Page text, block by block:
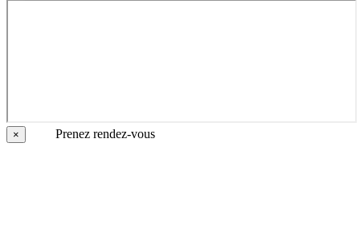
× Prenez rendez-vous